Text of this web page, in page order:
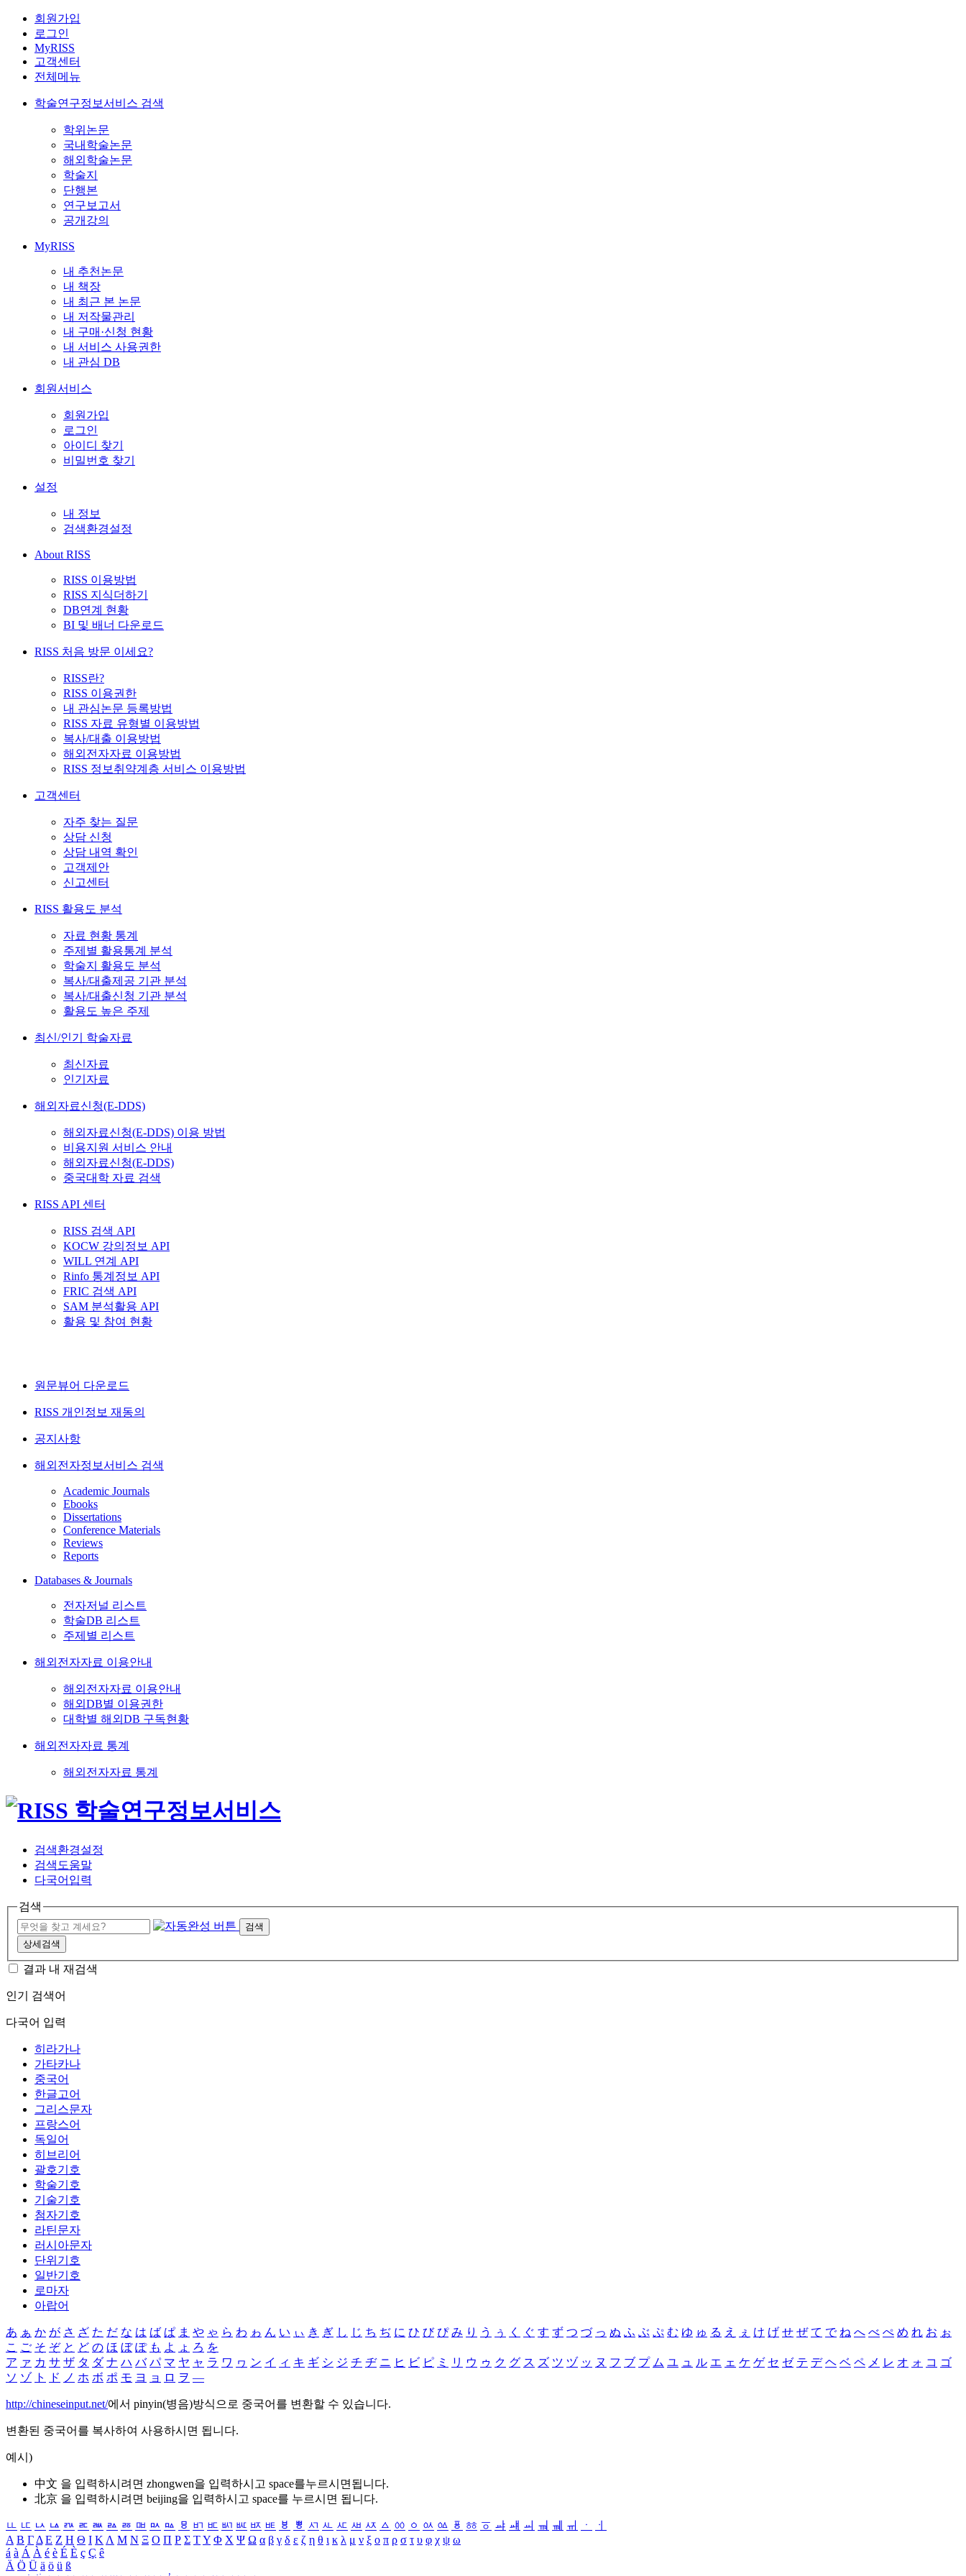
회원가입
로그인
MyRISS
고객센터
전체메뉴
학술연구정보서비스 검색
학위논문
국내학술논문
해외학술논문
학술지
단행본
연구보고서
공개강의
MyRISS
내 추천논문
내 책장
내 최근 본 논문
내 저작물관리
내 구매·신청 현황
내 서비스 사용권한
내 관심 DB
회원서비스
회원가입
로그인
아이디 찾기
비밀번호 찾기
설정
내 정보
검색환경설정
About RISS
RISS 이용방법
RISS 지식더하기
DB연계 현황
BI 및 배너 다운로드
RISS 처음 방문 이세요?
RISS란?
RISS 이용권한
내 관심논문 등록방법
RISS 자료 유형별 이용방법
복사/대출 이용방법
해외전자자료 이용방법
RISS 정보취약계층 서비스 이용방법
고객센터
자주 찾는 질문
상담 신청
상담 내역 확인
고객제안
신고센터
RISS 활용도 분석
자료 현황 통계
주제별 활용통계 분석
학술지 활용도 분석
복사/대출제공 기관 분석
복사/대출신청 기관 분석
활용도 높은 주제
최신/인기 학술자료
최신자료
인기자료
해외자료신청(E-DDS)
해외자료신청(E-DDS) 이용 방법
비용지원 서비스 안내
해외자료신청(E-DDS)
중국대학 자료 검색
RISS API 센터
RISS 검색 API
KOCW 강의정보 API
WILL 연계 API
Rinfo 통계정보 API
FRIC 검색 API
SAM 분석활용 API
활용 및 참여 현황
원문뷰어 다운로드
RISS 개인정보 재동의
공지사항
해외전자정보서비스 검색
Academic Journals
Ebooks
Dissertations
Conference Materials
Reviews
Reports
Databases & Journals
전자저널 리스트
학술DB 리스트
주제별 리스트
해외전자자료 이용안내
해외전자자료 이용안내
해외DB별 이용권한
대학별 해외DB 구독현황
해외전자자료 통계
해외전자자료 통계
검색환경설정
검색도움말
다국어입력
검색
검색
상세검색
결과 내 재검색
인기 검색어
다국어 입력
히라가나
가타카나
중국어
한글고어
그리스문자
프랑스어
독일어
히브리어
괄호기호
학술기호
기술기호
첨자기호
라틴문자
러시아문자
단위기호
일반기호
로마자
아랍어
あ ぁ か が さ ざ た だ な は ば ぱ ま や ゃ ら わ ゎ ん い ぃ き ぎ し じ ち ぢ に ひ び ぴ み り う ぅ く ぐ す ず つ づ っ ぬ ふ ぶ ぷ む ゆ ゅ る え ぇ け げ せ ぜ て で ね へ べ ぺ め れ お ぉ
こ ご そ ぞ と ど の ほ ぼ ぽ も よ ょ ろ を
ア ァ カ サ ザ タ ダ ナ ハ バ パ マ ヤ ャ ラ ワ ヮ ン イ ィ キ ギ シ ジ チ ヂ ニ ヒ ビ ピ ミ リ ウ ゥ ク グ ス ズ ツ ヅ ッ ヌ フ ブ プ ム ユ ュ ル エ ェ ケ ゲ セ ゼ テ デ ヘ ベ ペ メ レ オ ォ コ ゴ
ソ ゾ ト ド ノ ホ ボ ポ モ ヨ ョ ロ ヲ ―
http://chineseinput.net/에서 pinyin(병음)방식으로 중국어를 변환할 수 있습니다.
변환된 중국어를 복사하여 사용하시면 됩니다.
예시)
中文 을 입력하시려면 zhongwen을 입력하시고 space를누르시면됩니다.
北京 을 입력하시려면 beijing을 입력하시고 space를 누르시면 됩니다.
ㅥ ㅦ ㅧ ㅨ ㅩ ㅪ ㅫ ㅬ ㅭ ㅮ ㅯ ㅰ ㅱ ㅲ ㅳ ㅴ ㅵ ㅶ ㅷ ㅸ ㅹ ㅺ ㅻ ㅼ ㅽ ㅾ ㅿ ㆀ ㆁ ㆂ ㆃ ㆄ ㆅ ㆆ ㆇ ㆈ ㆉ ㆊ ㆋ ㆌ ㆍ
ㆎ
Α Β ΓΔ Ε Ζ Η Θ Ι ΚΛ Μ Ν Ξ Ο Π Ρ Σ ΤΥ Φ Χ Ψ Ω α β γ δ ε ζ η θ ι κ λ μ ν ξ ο π ρ σ τ υ φ χ ψ ω
á à Á À é è É È ç Ç ê
Ä Ö Ü ä ö ü ß